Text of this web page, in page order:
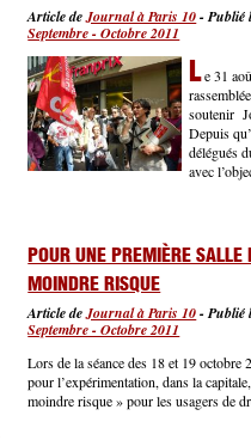
de Petite enfance : harmonisation des
Article deJournal à Paris 10-Publié
Septembre - Octobre 2011
Le 31
soutenir
Depuis
délégués
avec
POUR UNE PREMIÈRE
MOINDRE RISQUE
Article deJournal à Paris 10-Publié
Septembre - Octobre 2011
Lors de la séance des 18 et 19 octobre
pour l’expérimentation, dans la
moindre risque » pour les usagers de